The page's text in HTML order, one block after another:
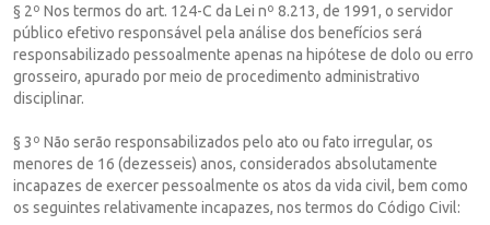
§ 2º Nos termos do art. 124-C da Lei nº 8.213, de 1991, o servidor
público efetivo responsável pela análise dos benefícios será
responsabilizado pessoalmente apenas na hipótese de dolo ou erro
grosseiro, apurado por meio de procedimento administrativo
disciplinar.
§ 3º Não serão responsabilizados pelo ato ou fato irregular, os
menores de 16 (dezesseis) anos, considerados absolutamente
incapazes de exercer pessoalmente os atos da vida civil, bem como
os seguintes relativamente incapazes, nos termos do Código Civil: